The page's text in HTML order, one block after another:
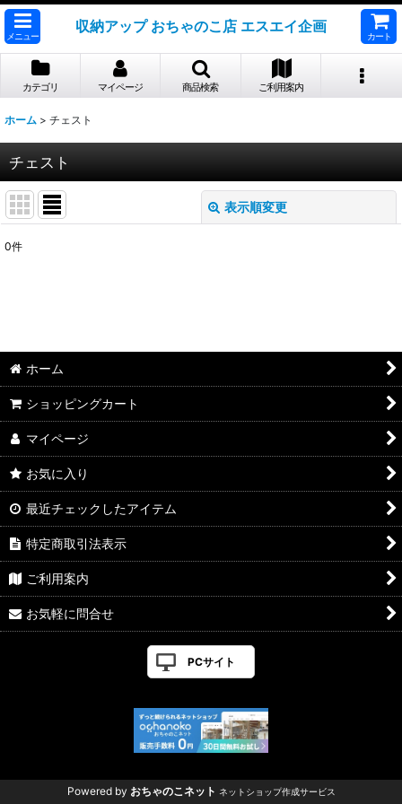
メニュー
収納アップ おちゃのこ店 エスエイ企画
カート
カテゴリ マイページ 商品検索 ご利用案内
ホーム > チェスト
チェスト
表示順変更
絞り込む
0件
ホーム
ショッピングカート
マイページ
お気に入り
最近チェックしたアイテム
特定商取引法表示
ご利用案内
お気軽に問合せ
PCサイト
Powered by おちゃのこネット ネットショップ作成サービス